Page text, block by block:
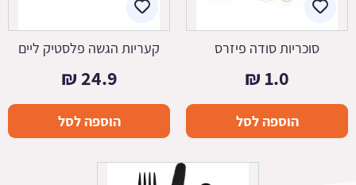
סוכריות סודה פיזרס
1.0
₪
הוספה לסל
קעריות הגשה פלסטיק ליים
24.9
₪
הוספה לסל